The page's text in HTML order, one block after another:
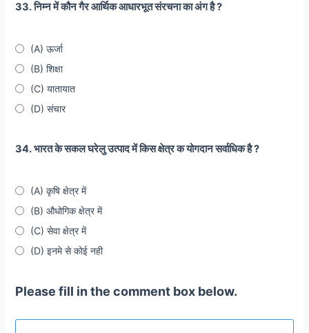
33. निम्न में कौन गैर आर्थिक आधारभूत संरचना का अंग है ?
(A) ऊर्जा
(B) शिक्षा
(C) यातायात
(D) संचार
34. भारत के सकल घरेलु उत्पाद में किस क्षेत्र क योगदान सर्वाधिक है ?
(A) कृषि क्षेत्र में
(B) औधोगिक क्षेत्र में
(C) सेवा क्षेत्र में
(D) इनमे से कोई नही
Please fill in the comment box below.